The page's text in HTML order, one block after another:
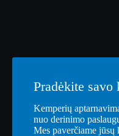
Pradėkite savo
Kemperių
nuo derinimo
Mes paverčiame